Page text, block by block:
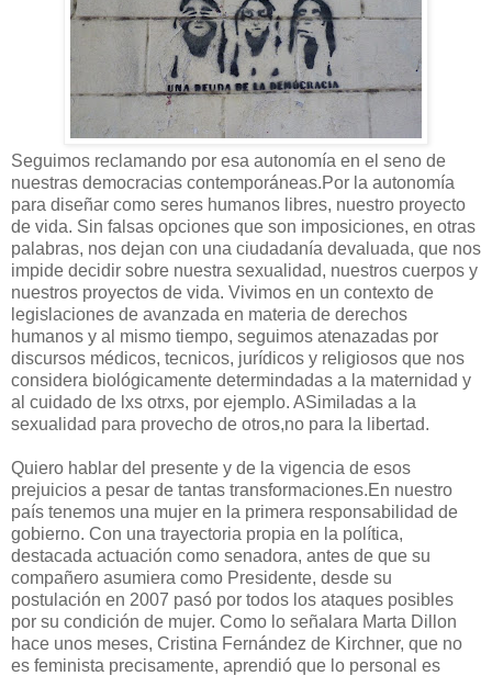
Seguimos reclamando por esa autonomía en el seno de
nuestras democracias contemporáneas.Por la autonomía
para diseñar como seres humanos libres, nuestro proyecto
de vida. Sin falsas opciones que son imposiciones, en otras
palabras, nos dejan con una ciudadanía devaluada, que nos
impide decidir sobre nuestra sexualidad, nuestros cuerpos y
nuestros proyectos de vida. Vivimos en un contexto de
legislaciones de avanzada en materia de derechos
humanos y al mismo tiempo, seguimos atenazadas por
discursos médicos, tecnicos, jurídicos y religiosos que nos
considera biológicamente determindadas a la maternidad y
al cuidado de lxs otrxs, por ejemplo. ASimiladas a la
sexualidad para provecho de otros,no para la libertad.
Quiero hablar del presente y de la vigencia de esos
prejuicios a pesar de tantas transformaciones.En nuestro
país tenemos una mujer en la primera responsabilidad de
gobierno. Con una trayectoria propia en la política,
destacada actuación como senadora, antes de que su
compañero asumiera como Presidente, desde su
postulación en 2007 pasó por todos los ataques posibles
por su condición de mujer. Como lo señalara Marta Dillon
hace unos meses, Cristina Fernández de Kirchner, que no
es feminista precisamente, aprendió que lo personal es